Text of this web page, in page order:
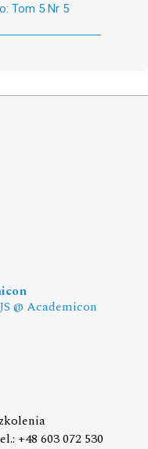
Tom 5 Nr 5
@ Academicon
+48 603 072 530